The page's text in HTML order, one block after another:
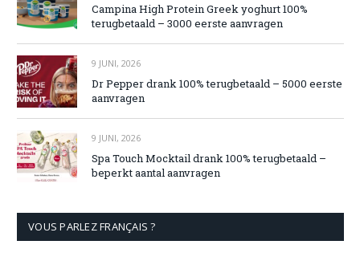
Campina High Protein Greek yoghurt 100%
terugbetaald – 3000 eerste aanvragen
9 JUNI, 2026
Dr Pepper drank 100% terugbetaald – 5000 eerste
aanvragen
9 JUNI, 2026
Spa Touch Mocktail drank 100% terugbetaald –
beperkt aantal aanvragen
VOUS PARLEZ FRANÇAIS ?